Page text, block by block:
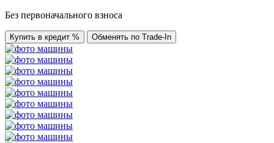
Без первоначального взноса
Купить в кредит % Обменять по Trade-In